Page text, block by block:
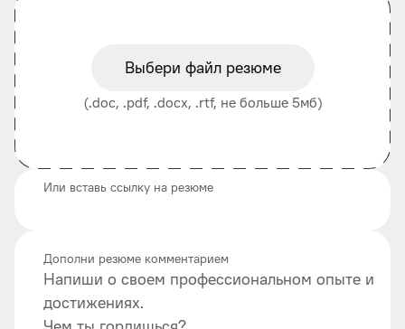
Выбери файл резюме
(.doc, .pdf, .docx, .rtf, не больше 5мб)
Или вставь ссылку на резюме
Напиши о своем профессиональном опыте и
достижениях.
Дополни резюме комментарием